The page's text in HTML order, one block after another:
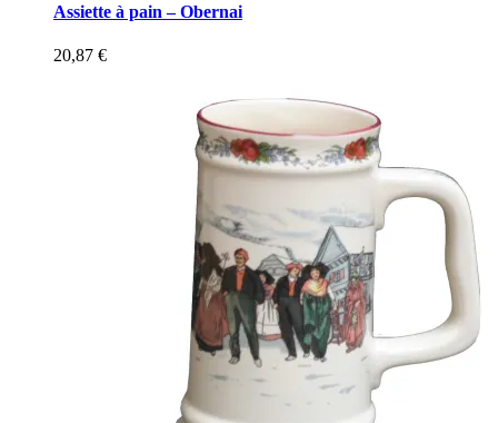
Assiette à pain – Obernai
20,87 €